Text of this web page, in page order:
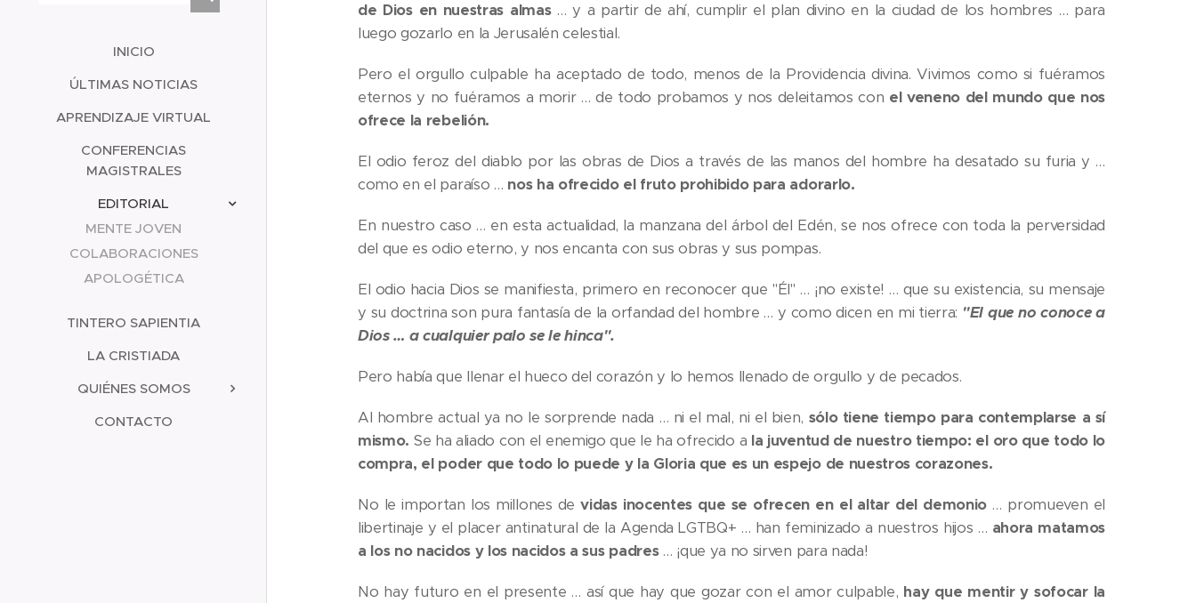
INICIO
ÚLTIMAS NOTICIAS
APRENDIZAJE VIRTUAL
CONFERENCIAS
MAGISTRALES
EDITORIAL
MENTE JOVEN
COLABORACIONES
APOLOGÉTICA
TINTERO SAPIENTIA
LA CRISTIADA
QUIÉNES SOMOS
CONTACTO
de Dios en nuestras almas… y a partir de ahí, cumplir el plan divino en la ciudad de los hombres … para
luego gozarlo en la Jerusalén celestial.
Pero el orgullo culpable ha aceptado de todo, menos de la Providencia divina. Vivimos como si fuéramos
eternos y no fuéramos a morir … de todo probamos y nos deleitamos con el veneno del mundo que nos
ofrece la rebelión.
El odio feroz del diablo por las obras de Dios a través de las manos del hombre ha desatado su furia y …
como en el paraíso … nos ha ofrecido el fruto prohibido para adorarlo.
En nuestro caso … en esta actualidad, la manzana del árbol del Edén, se nos ofrece con toda la perversidad
del que es odio eterno, y nos encanta con sus obras y sus pompas.
El odio hacia Dios se manifiesta, primero en reconocer que "Él" … ¡no existe! … que su existencia, su mensaje
y su doctrina son pura fantasía de la orfandad del hombre … y como dicen en mi tierra: "El que no conoce a
Dios … a cualquier palo se le hinca".
Pero había que llenar el hueco del corazón y lo hemos llenado de orgullo y de pecados.
Al hombre actual ya no le sorprende nada … ni el mal, ni el bien, sólo tiene tiempo para contemplarse a sí
mismo. Se ha aliado con el enemigo que le ha ofrecido a la juventud de nuestro tiempo: el oro que todo lo
compra, el poder que todo lo puede y la Gloria que es un espejo de nuestros corazones.
No le importan los millones devidas inocentes que se ofrecen en el altar del demonio … promueven el
libertinaje y el placer antinatural de la Agenda LGTBQ+ … han feminizado a nuestros hijos … ahora matamos
a los no nacidos y los nacidos a sus padres… ¡que ya no sirven para nada!
No hay futuro en el presente … así que hay que gozar con el amor culpable, hay que mentir y sofocar la